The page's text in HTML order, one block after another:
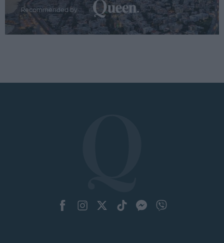
Recommended by